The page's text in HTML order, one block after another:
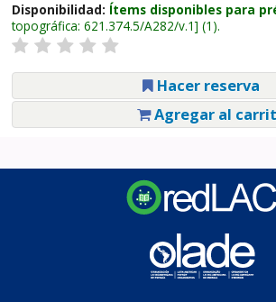
Disponibilidad: Ítems disponibles para
topográfica: 621.374.5/A282/v.1 (1).
Hacer reserva
Agregar al